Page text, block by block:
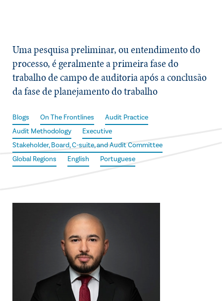
Uma pesquisa preliminar, ou entendimento do
processo, é geralmente a primeira fase do
trabalho de campo de auditoria após a conclusão
da fase de planejamento do trabalho
Blogs On The Frontlines
Audit Practice
Audit Methodology
Executive
Stakeholder, Board, C-suite, and Audit Committee
Global Regions
English Portuguese